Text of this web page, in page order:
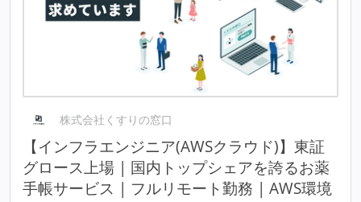
株式会社くすりの窓口
【インフラエンジニア(AWSクラウド)】東証
グロース上場 | 国内トップシェアを誇るお薬
手帳サービス | フルリモート勤務 | AWS環境